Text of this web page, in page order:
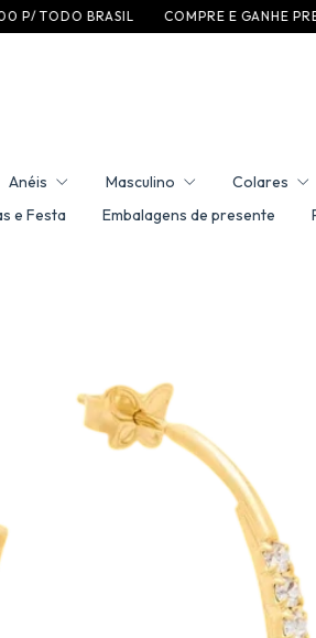
A S I L C O M P R E E G A N H E P R E S E N T E S
Anéis Masculino Colares
e Festa Embalagens de presente